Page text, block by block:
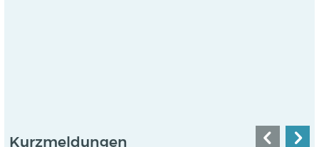
Kurzmeldungen